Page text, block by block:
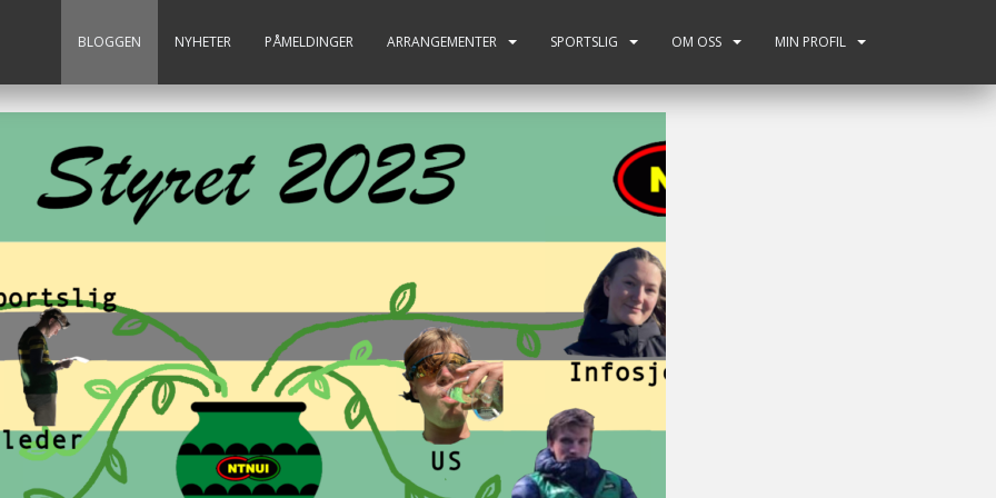
BLOGGEN NYHETER PÅMELDINGER ARRANGEMENTER SPORTSLIG OM OSS MIN PROFIL